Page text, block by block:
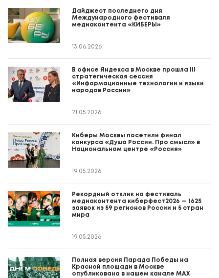
Дайджест последнего дня
Международного фестиваля
медиаконтента «КИБЕРЫ»
13.06.2026
В офисе Яндекса в Москве прошла III
стратегическая сессия
«Информационные технологии и языки
народов России»
21.05.2026
Киберы Москвы посетили финал
конкурса «Душа России. Про смысл» в
Национальном центре «Россия»
19.05.2026
Рекордный отклик на фестиваль
медиаконтента киберфест2026 — 1625
заявок из 59 регионов России и 5 стран
мира
19.05.2026
Полная версия Парада Победы на
Красной площади в Москве
опубликована в нашем канале MAX